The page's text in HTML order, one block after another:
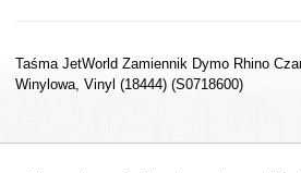
Taśma JetWorld Zamiennik Dymo Rhino
Winylowa, Vinyl (18444) (S0718600)